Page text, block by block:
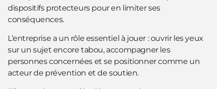
dispositifs protecteurs pour en limiter ses
conséquences.
L’entreprise a un rôle essentiel à jouer : ouvrir les yeux
sur un sujet encore tabou, accompagner les
personnes concernées et se positionner comme un
acteur de prévention et de soutien.